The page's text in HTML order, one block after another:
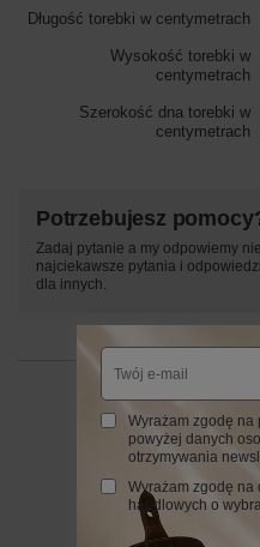
Długość torebki w centymetrach
Wysokość torebki w
centymetrach
Szerokość dna torebki w
centymetrach
Potrzebujesz
Zadaj pytanie a my odpowiemy
najciekawsze pytania i
dla innych.
24
24
Napisz
Wyrażam zgodę na
powyżej danych
otrzymywania
Wyrażam zgodę na
handlowych o